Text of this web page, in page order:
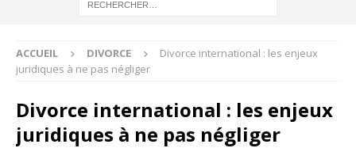
ACCUEIL DIVORCE
Divorce international : les enjeux
juridiques à ne pas négliger
Divorce international : les enjeux
juridiques à ne pas négliger